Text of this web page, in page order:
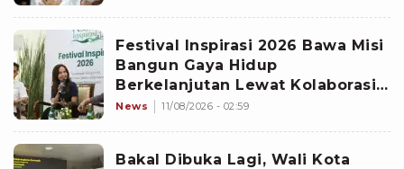
Festival Inspirasi 2026 Bawa Misi
Bangun Gaya Hidup
Berkelanjutan Lewat Kolaborasi
Lintas Sektor
News 11/08/2026 - 02:59
Bakal Dibuka Lagi, Wali Kota